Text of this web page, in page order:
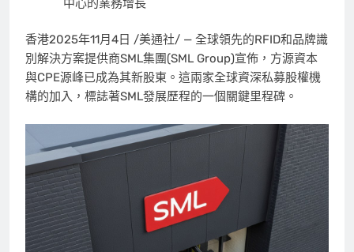
香港2025年11月4日 /美通社/ — 全球領先的RFID和品牌識
別解決方案提供商SML集團(SML Group)宣佈，方源資本
與CPE源峰已成為其新股東。這兩家全球資深私募股權機
構的加入，標誌著SML發展歷程的一個關鍵里程碑。